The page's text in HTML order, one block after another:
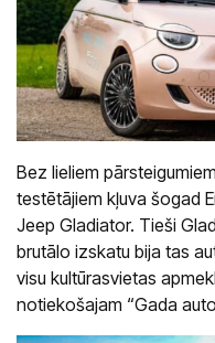
Bez lieliem
testētājiem kļuva šogad
Jeep Gladiator. Tieši
brutālo izskatu bija tas
visu kultūrasvietas
notiekošajam “Gada